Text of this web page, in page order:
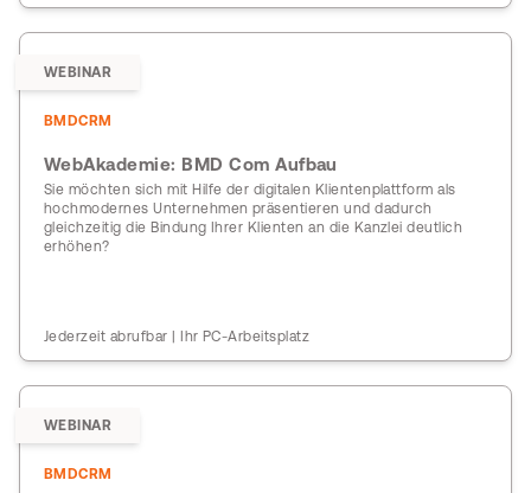
WEBINAR
BMDCRM
WebAkademie: BMD Com Aufbau
Sie möchten sich mit Hilfe der digitalen Klientenplattform als
hochmodernes Unternehmen präsentieren und dadurch
gleichzeitig die Bindung Ihrer Klienten an die Kanzlei deutlich
erhöhen?
Jederzeit abrufbar | Ihr PC-Arbeitsplatz
WEBINAR
BMDCRM